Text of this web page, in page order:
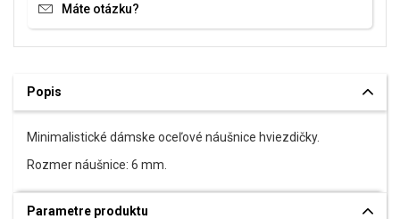
Máte otázku?
Popis
Minimalistické dámske oceľové náušnice hviezdičky.
Rozmer náušnice: 6 mm.
Parametre produktu